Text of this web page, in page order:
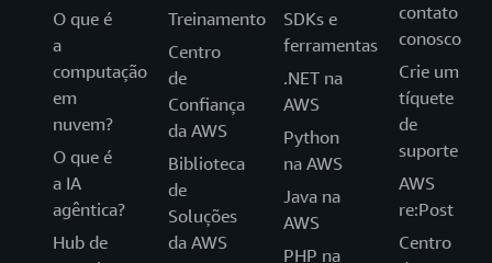
O que é
a
computação
em
nuvem?
O que é
a IA
agêntica?
Hub de
Treinamento
Centro
de
Confiança
da AWS
Biblioteca
de
Soluções
da AWS
SDKs e
ferramentas
.NET na
AWS
Python
na AWS
Java na
AWS
PHP na
contato
conosco
Crie um
tíquete
de
suporte
AWS
re:Post
Centro